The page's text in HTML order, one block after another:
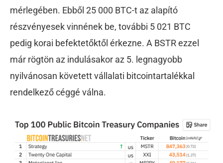
mérlegében. Ebből 25 000 BTC-t az alapító
részvényesek vinnének be, további 5 021 BTC
pedig korai befektetőktől érkezne. A BSTR ezzel
már rögtön az indulásakor az 5. legnagyobb
nyilvánosan követett vállalati bitcointartalékkal
rendelkező céggé válna.